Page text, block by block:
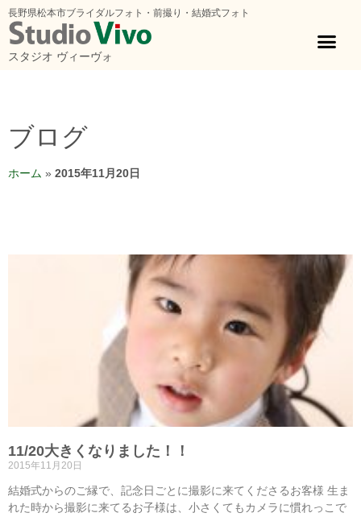
長野県松本市ブライダルフォト・前撮り・結婚式フォト
スタジオ ヴィーヴォ
ブログ
ホーム » 2015年11月20日
11/20大きくなりました！！
2015年11月20日
結婚式からのご縁で、記念日ごとに撮影に来てくださるお客様 生ま
れた時から撮影に来てるお子様は、小さくてもカメラに慣れっこで